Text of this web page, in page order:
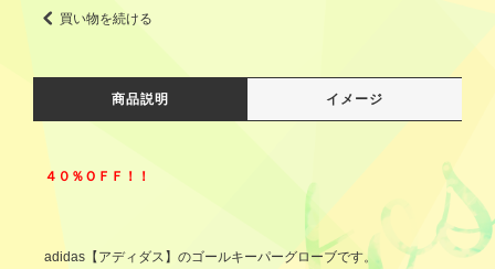
買い物を続ける
商品説明 イメージ
４０％ＯＦＦ！！
adidas【アディダス】のゴールキーパーグローブです。